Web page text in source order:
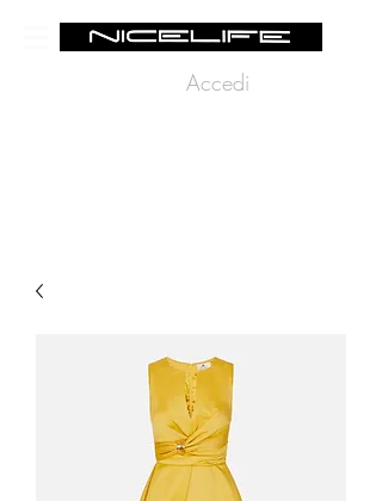
Accedi